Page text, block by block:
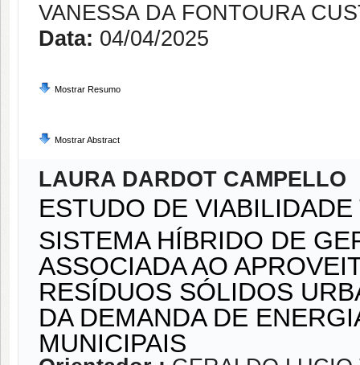
VANESSA DA FONTOURA
Data: 04/04/2025
Mostrar Resumo
Mostrar Abstract
LAURA DARDOT CAMPELLO
ESTUDO DE
SISTEMA HÍBRIDO DE
ASSOCIADA AO
RESÍDUOS SÓLIDOS
DA DEMANDA DE
MUNICIPAIS